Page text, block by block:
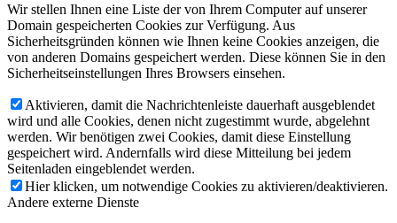
Wir stellen Ihnen eine Liste der von Ihrem Computer auf unserer
Domain gespeicherten Cookies zur Verfügung. Aus
Sicherheitsgründen können wie Ihnen keine Cookies anzeigen, die
von anderen Domains gespeichert werden. Diese können Sie in den
Sicherheitseinstellungen Ihres Browsers einsehen.
Aktivieren, damit die Nachrichtenleiste dauerhaft ausgeblendet
wird und alle Cookies, denen nicht zugestimmt wurde, abgelehnt
werden. Wir benötigen zwei Cookies, damit diese Einstellung
gespeichert wird. Andernfalls wird diese Mitteilung bei jedem
Seitenladen eingeblendet werden.
Hier klicken, um notwendige Cookies zu aktivieren/deaktivieren.
Andere externe Dienste